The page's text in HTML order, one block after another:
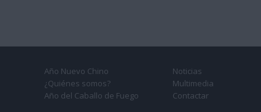
Año Nuevo Chino
¿Quiénes somos?
Año del Caballo de Fuego
Noticias
Multimedia
Contactar